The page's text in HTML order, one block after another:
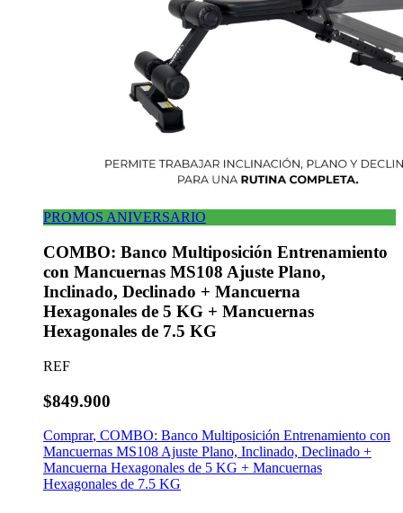
PROMOS ANIVERSARIO
COMBO: Banco Multiposición Entrenamiento
con Mancuernas MS108 Ajuste Plano,
Inclinado, Declinado + Mancuerna
Hexagonales de 5 KG + Mancuernas
Hexagonales de 7.5 KG
REF
$849.900
Comprar, COMBO: Banco Multiposición Entrenamiento con
Mancuernas MS108 Ajuste Plano, Inclinado, Declinado +
Mancuerna Hexagonales de 5 KG + Mancuernas
Hexagonales de 7.5 KG